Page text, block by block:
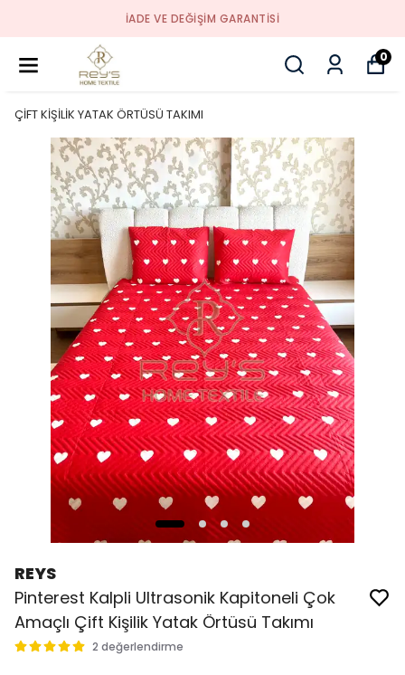
İADE VE DEĞİŞİM GARANTİSİ
0
ÇİFT KİŞİLİK YATAK ÖRTÜSÜ TAKIMI
REYS
Pinterest Kalpli Ultrasonik Kapitoneli Çok
Amaçlı Çift Kişilik Yatak Örtüsü Takımı
2 değerlendirme